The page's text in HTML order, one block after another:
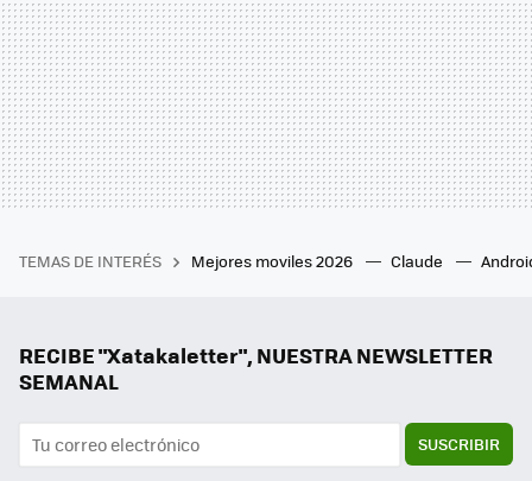
TEMAS DE INTERÉS Mejores moviles 2026 Claude
RECIBE "Xatakaletter", NUESTRA NEWSLETTER
SEMANAL
SUSCRIBIR